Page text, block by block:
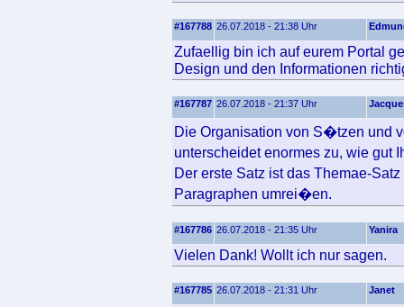
#167788 26.07.2018 - 21:38 Uhr
Zufaellig bin ich auf eurem Portal
Design und den Informationen
#167787 26.07.2018 - 21:37 Uhr
Die Organisation von S�tzen und
unterscheidet enormes zu, wie
Der erste Satz ist das Themae-
Paragraphen umrei�en.
#167786 26.07.2018 - 21:35 Uhr Yanira
Vielen Dank! Wollt ich nur sagen.
#167785 26.07.2018 - 21:31 Uhr Janet